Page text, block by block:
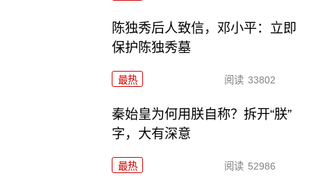
陈独秀后人致信，邓小平：立即
保护陈独秀墓
最热 阅读 33802
秦始皇为何用朕自称？拆开“朕”
字，大有深意
最热 阅读 52986